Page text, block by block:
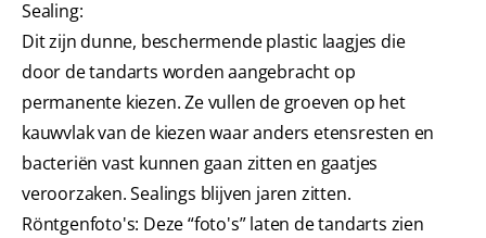
Sealing:
Dit zijn dunne, beschermende plastic laagjes die
door de tandarts worden aangebracht op
permanente kiezen. Ze vullen de groeven op het
kauwvlak van de kiezen waar anders etensresten en
bacteriën vast kunnen gaan zitten en gaatjes
veroorzaken. Sealings blijven jaren zitten.
Röntgenfoto's: Deze “foto's” laten de tandarts zien